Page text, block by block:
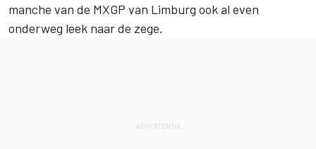
manche van de MXGP van Limburg ook al even
onderweg leek naar de zege.